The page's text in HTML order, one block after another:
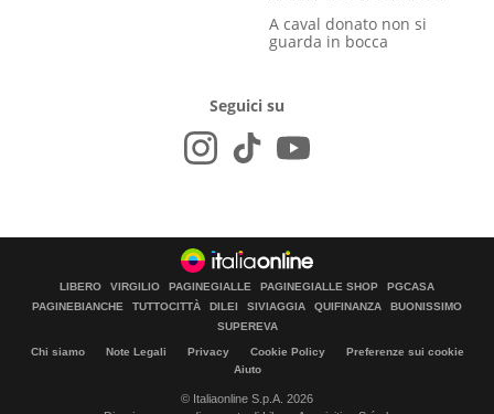
A caval donato non si
guarda in bocca
Seguici su
LIBERO VIRGILIO PAGINEGIALLE PAGINEGIALLE SHOP
PGCASA
PAGINEBIANCHE
TUTTOCITTÀ DILEI SIVIAGGIA QUIFINANZA
BUONISSIMO
SUPEREVA
Chi siamo Note Legali Privacy Cookie Policy
Preferenze sui cookie
Aiuto
© Italiaonline S.p.A. 2026